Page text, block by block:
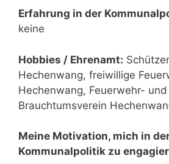
Erfahrung in der
keine
Hobbies / Ehrenamt:
Hechenwang, freiwillige
Hechenwang, Feuerwehr- und
Brauchtumsverein
Meine Motivation, mich in
Kommunalpolitik zu